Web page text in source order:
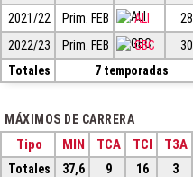
2021/22
Prim. FEB ALI 28
2022/23
Prim. FEB GBC 30
Totales
7 temporadas
MÁXIMOS DE CARRERA
Tipo MIN TCA TCI T3A
Totales 37,6 9 16 3